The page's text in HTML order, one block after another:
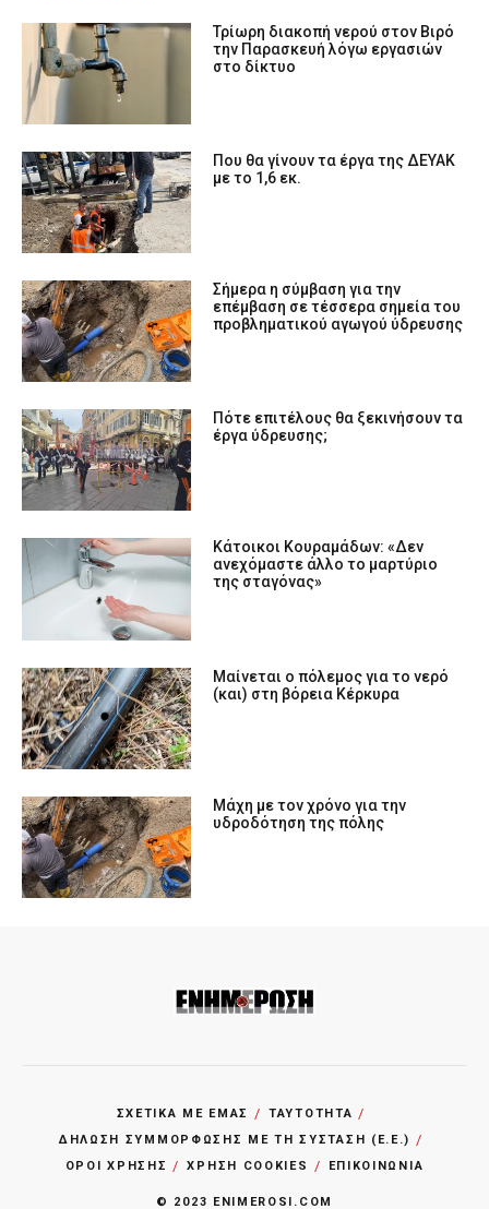
Τρίωρη διακοπή νερού στον Βιρό
την Παρασκευή λόγω εργασιών
στο δίκτυο
Που θα γίνουν τα έργα της ΔΕΥΑΚ
με το 1,6 εκ.
Σήμερα η σύμβαση για την
επέμβαση σε τέσσερα σημεία του
προβληματικού αγωγού ύδρευσης
Πότε επιτέλους θα ξεκινήσουν τα
έργα ύδρευσης;
Κάτοικοι Κουραμάδων: «Δεν
ανεχόμαστε άλλο το μαρτύριο
της σταγόνας»
Μαίνεται ο πόλεμος για το νερό
(και) στη βόρεια Κέρκυρα
Μάχη με τον χρόνο για την
υδροδότηση της πόλης
ΣΧΕΤΙΚΑ ΜΕ ΕΜΑΣ
ΤΑΥΤΟΤΗΤΑ
ΔΗΛΩΣΗ ΣΥΜΜΟΡΦΩΣΗΣ ΜΕ ΤΗ ΣΥΣΤΑΣΗ (Ε.Ε.)
ΌΡΟΙ ΧΡΗΣΗΣ
ΧΡΗΣΗ COOKIES ΕΠΙΚΟΙΝΩΝΙΑ
© 2023 ENIMEROSI.COM